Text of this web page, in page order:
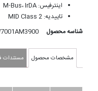
اینترفیس: M-Bus، IrDA
تاییدیه: MID Class 2
شناسه محصول
مشخصات محصول مستندات